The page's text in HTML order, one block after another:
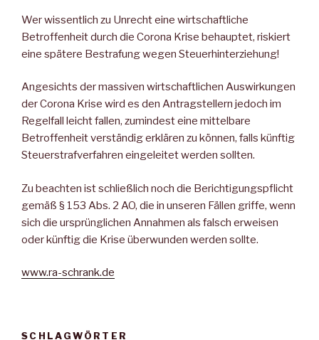
Wer wissentlich zu Unrecht eine wirtschaftliche
Betroffenheit durch die Corona Krise behauptet, riskiert
eine spätere Bestrafung wegen Steuerhinterziehung!
Angesichts der massiven wirtschaftlichen Auswirkungen
der Corona Krise wird es den Antragstellern jedoch im
Regelfall leicht fallen, zumindest eine mittelbare
Betroffenheit verständig erklären zu können, falls künftig
Steuerstrafverfahren eingeleitet werden sollten.
Zu beachten ist schließlich noch die Berichtigungspflicht
gemäß § 153 Abs. 2 AO, die in unseren Fällen griffe, wenn
sich die ursprünglichen Annahmen als falsch erweisen
oder künftig die Krise überwunden werden sollte.
www.ra-schrank.de
SCHLAGWÖRTER